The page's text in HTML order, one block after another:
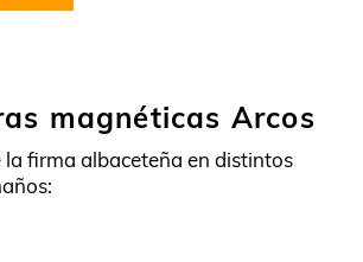
magnéticas Arcos
la firma albaceteña en distintos